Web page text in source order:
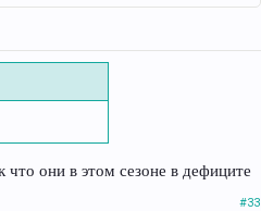
что они в этом сезоне в дефиците
#33